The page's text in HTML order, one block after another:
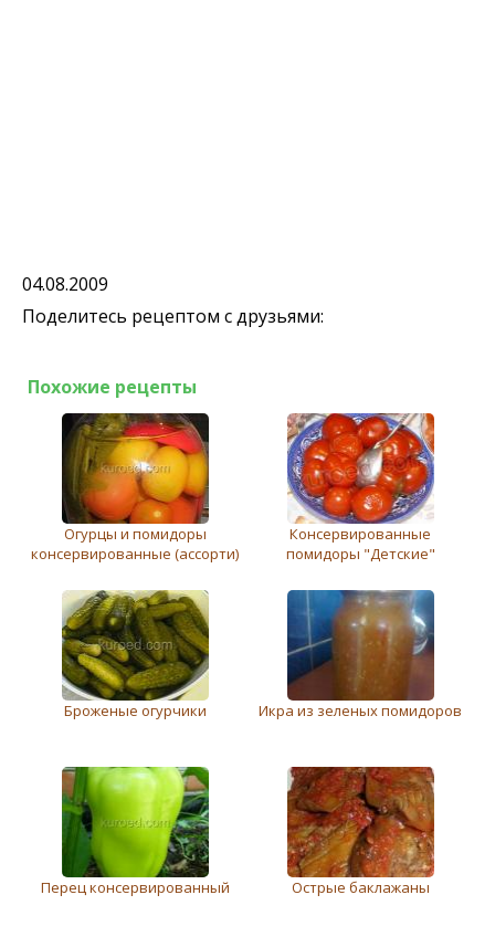
04.08.2009
Поделитесь рецептом с друзьями:
Похожие рецепты
Огурцы и помидоры
консервированные (ассорти)
Консервированные
помидоры "Детские"
Броженые огурчики Икра из зеленых помидоров
Перец консервированный Острые баклажаны